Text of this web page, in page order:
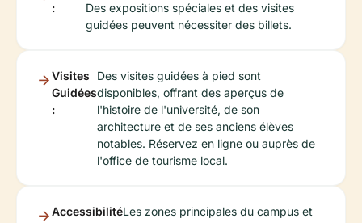
:
Des expositions spéciales et des visites
guidées peuvent nécessiter des billets.
Visites
Guidées
:
Des visites guidées à pied sont
disponibles, offrant des aperçus de
l'histoire de l'université, de son
architecture et de ses anciens élèves
notables. Réservez en ligne ou auprès de
l'office de tourisme local.
AccessibilitéLes zones principales du campus et